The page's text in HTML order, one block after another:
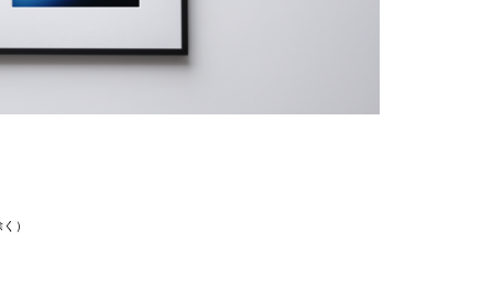
）